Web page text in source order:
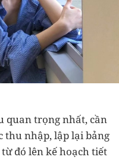
quan trọng nhất, cần
thu nhập, lập lại bảng
đó lên kế hoạch tiết